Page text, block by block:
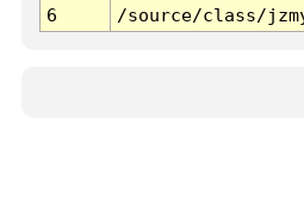
6
/source/class/